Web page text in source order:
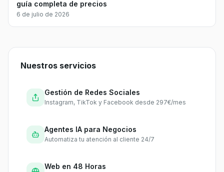
guía completa de precios
6 de julio de 2026
Nuestros servicios
Gestión de Redes Sociales
Instagram, TikTok y Facebook desde 297€/mes
Agentes IA para Negocios
Automatiza tu atención al cliente 24/7
Web en 48 Horas